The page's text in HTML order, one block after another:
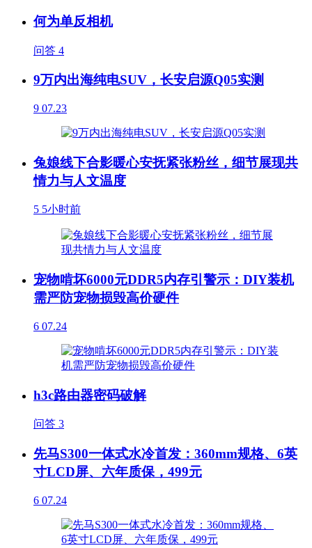
何为单反相机
问答 4
9万内出海纯电SUV，长安启源Q05实测
9 07.23
兔娘线下合影暖心安抚紧张粉丝，细节展现共
情力与人文温度
5 5小时前
宠物啃坏6000元DDR5内存引警示：DIY装机
需严防宠物损毁高价硬件
6 07.24
h3c路由器密码破解
问答 3
先马S300一体式水冷首发：360mm规格、6英
寸LCD屏、六年质保，499元
6 07.24